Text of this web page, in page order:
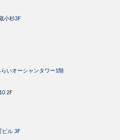
小杉3F
いオーシャンタワー1階
2F
ビル 3F